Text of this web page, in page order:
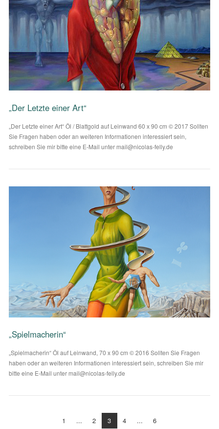
VIEW POST
VIEW POST
„Der Letzte einer Art“
„Der Letzte einer Art“ Öl / Blattgold auf Leinwand 60 x 90 cm © 2017 Sollten
Sie Fragen haben oder an weiteren Informationen interessiert sein,
schreiben Sie mir bitte eine E-Mail unter mail@nicolas-felly.de
„Spielmacherin“
„Spielmacherin“ Öl auf Leinwand, 70 x 90 cm © 2016 Sollten Sie Fragen
haben oder an weiteren Informationen interessiert sein, schreiben Sie mir
bitte eine E-Mail unter mail@nicolas-felly.de
1 ... 2 3 4 ... 6